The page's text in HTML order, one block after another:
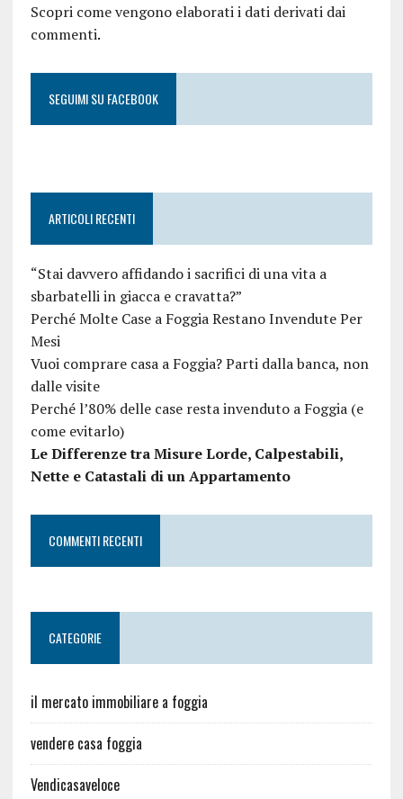
Scopri come vengono elaborati i dati derivati dai
commenti.
SEGUIMI SU FACEBOOK
ARTICOLI RECENTI
“Stai davvero affidando i sacrifici di una vita a
sbarbatelli in giacca e cravatta?”
Perché Molte Case a Foggia Restano Invendute Per
Mesi
Vuoi comprare casa a Foggia? Parti dalla banca, non
dalle visite
Perché l’80% delle case resta invenduto a Foggia (e
come evitarlo)
Le Differenze tra Misure Lorde, Calpestabili,
Nette e Catastali di un Appartamento
COMMENTI RECENTI
CATEGORIE
il mercato immobiliare a foggia
vendere casa foggia
Vendicasaveloce